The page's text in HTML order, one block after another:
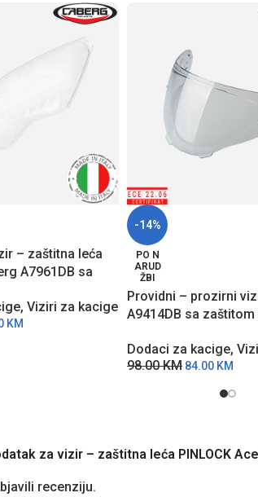
– zaštitna leća
A7961DB sa
, Viziri za kacige
KM
-14%
PO N
ARUD
ŽBI
Providni – prozirni
A9414DB sa zaštitom
kaciga
Dodaci za kacige,
98.00KM 84.00 KM
za vizir – zaštitna leća PINLOCK
recenziju.